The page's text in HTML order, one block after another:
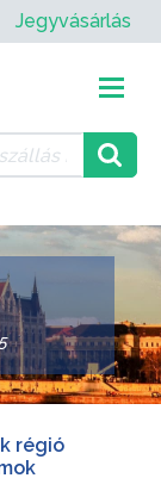
Jegyvásárlás
régió